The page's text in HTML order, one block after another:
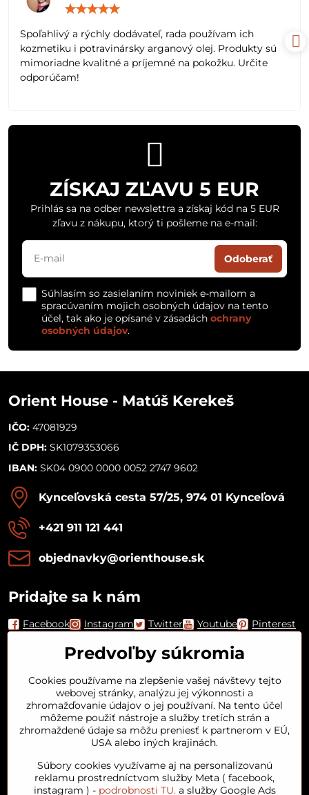
5
Spoľahlivý a rýchly dodávateľ, rada používam ich
kozmetiku i potravinársky arganový olej. Produkty sú
mimoriadne kvalitné a príjemné na pokožku. Určite
odporúčam!
ZÍSKAJ ZĽAVU 5 EUR
Prihlás sa na odber newslettra a získaj kód na 5 EUR
zľavu z nákupu, ktorý ti pošleme na e-mail:
Odoberať
Súhlasím so zasielaním noviniek e-mailom a
spracúvaním mojich osobných údajov na tento
účel, tak ako je opísané v zásadách ochrany
osobných údajov.
Orient House - Matúš Kerekeš
IČO: 47081929
IČ DPH: SK1079353066
IBAN: SK04 0900 0000 0052 2747 9602
Kynceľovská cesta 57/25, 974 01 Kynceľová
+421 911 121 441
objednavky​@orienthouse​.sk
Pridajte sa k nám
Facebook Instagram Twitter Youtube Pinterest
Orient House
Predvoľby súkromia
Cookies používame na zlepšenie vašej návštevy tejto
webovej stránky, analýzu jej výkonnosti a
zhromažďovanie údajov o jej používaní. Na tento účel
môžeme použiť nástroje a služby tretích strán a
zhromaždené údaje sa môžu preniesť k partnerom v EÚ,
USA alebo iných krajinách.
Súbory cookies využívame aj na personalizovanú
reklamu prostredníctvom služby Meta ( facebook,
instagram ) - podrobnosti TU.a služby Google Ads